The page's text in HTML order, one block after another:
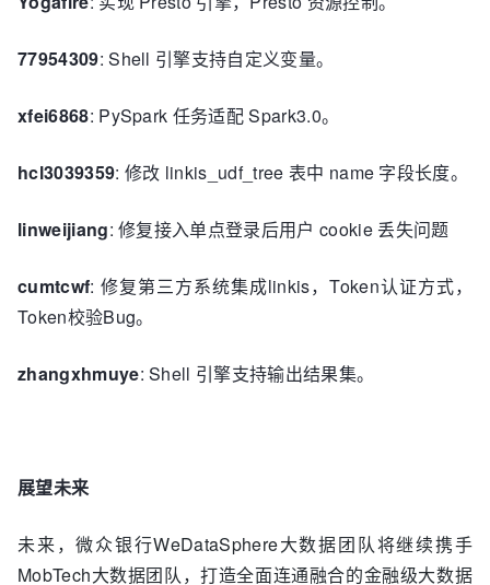
77954309: Shell 引擎支持自定义变量。
xfei6868: PySpark 任务适配 Spark3.0。
hcl3039359: 修改 linkis_udf_tree 表中 name 字段长度。
linweijiang: 修复接入单点登录后用户 cookie 丢失问题
cumtcwf: 修复第三方系统集成linkis，Token认证方式，
Token校验Bug。
zhangxhmuye:Shell 引擎支持输出结果集。
展望未来
未来，微众银行WeDataSphere大数据团队将继续携手
MobTech大数据团队，打造全面连通融合的金融级大数据